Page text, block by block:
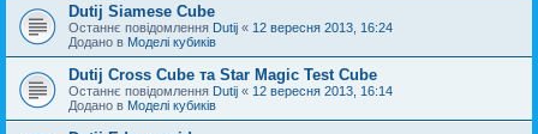
Dutij Siamese Cube
Останнє повідомлення Dutij « 12 вересня 2013, 16:24
Додано в Моделі кубиків
Dutij Cross Cube та Star Magic Test Cube
Останнє повідомлення Dutij « 12 вересня 2013, 16:14
Додано в Моделі кубиків